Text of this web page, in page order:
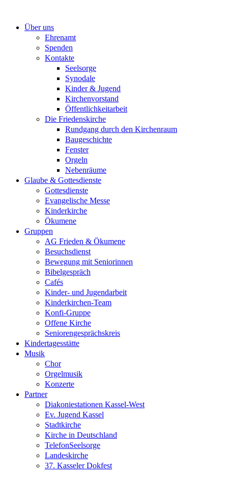
springenÜber uns
Ehrenamt
Spenden
Kontakte
Seelsorge
Synodale
Kinder & Jugend
Kirchenvorstand
Öffentlichkeitarbeit
Die Friedenskirche
Rundgang durch den Kirchenraum
Baugeschichte
Fenster
Orgeln
Nebenräume
Glaube & Gottesdienste
Gottesdienste
Evangelische Messe
Kinderkirche
Ökumene
Gruppen
AG Frieden & Ökumene
Besuchsdienst
Bewegung mit Seniorinnen
Bibelgespräch
Cafés
Kinder- und Jugendarbeit
Kinderkirchen-Team
Konfi-Gruppe
Offene Kirche
Seniorengesprächskreis
Kindertagesstätte
Musik
Chor
Orgelmusik
Konzerte
Partner
Diakoniestationen Kassel-West
Ev. Jugend Kassel
Stadtkirche
Kirche in Deutschland
TelefonSeelsorge
Landeskirche
37. Kasseler Dokfest